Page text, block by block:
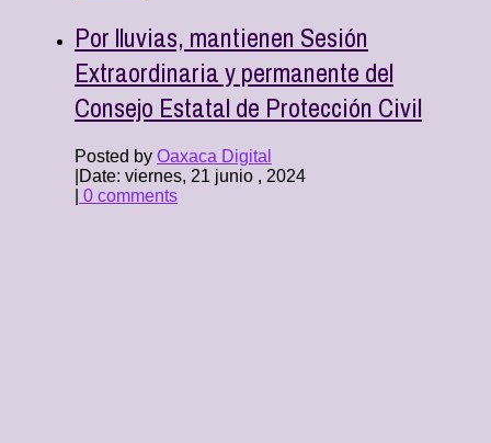
Por lluvias, mantienen Sesión
Extraordinaria y permanente del
Consejo Estatal de Protección Civil
Posted by Oaxaca Digital
Date: viernes, 21 junio , 2024
0 comments